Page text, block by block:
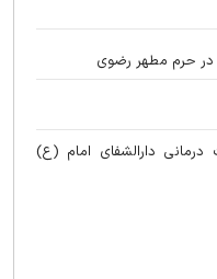
در حرم مطهر رضوی
درمانی دارالشفای امام (ع)